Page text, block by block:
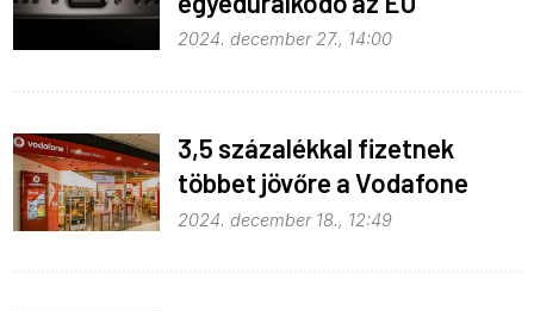
területén
2024. december 27., 14:00
3,5 százalékkal fizetnek
többet jövőre a Vodafone
ügyfelei
2024. december 18., 12:49